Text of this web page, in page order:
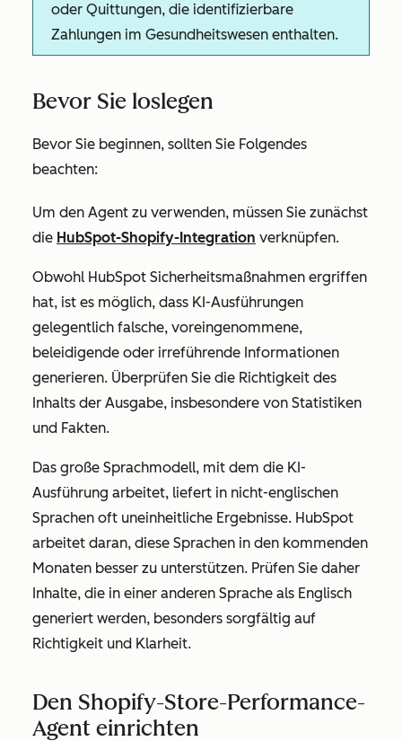
oder Quittungen, die identifizierbare
Zahlungen im Gesundheitswesen enthalten.
Bevor Sie loslegen
Bevor Sie beginnen, sollten Sie Folgendes
beachten:
Um den Agent zu verwenden, müssen Sie zunächst
die HubSpot-Shopify-Integration verknüpfen.
Obwohl HubSpot Sicherheitsmaßnahmen ergriffen
hat, ist es möglich, dass KI-Ausführungen
gelegentlich falsche, voreingenommene,
beleidigende oder irreführende Informationen
generieren. Überprüfen Sie die Richtigkeit des
Inhalts der Ausgabe, insbesondere von Statistiken
und Fakten.
Das große Sprachmodell, mit dem die KI-
Ausführung arbeitet, liefert in nicht-englischen
Sprachen oft uneinheitliche Ergebnisse. HubSpot
arbeitet daran, diese Sprachen in den kommenden
Monaten besser zu unterstützen. Prüfen Sie daher
Inhalte, die in einer anderen Sprache als Englisch
generiert werden, besonders sorgfältig auf
Richtigkeit und Klarheit.
Den Shopify-Store-Performance-
Agent einrichten